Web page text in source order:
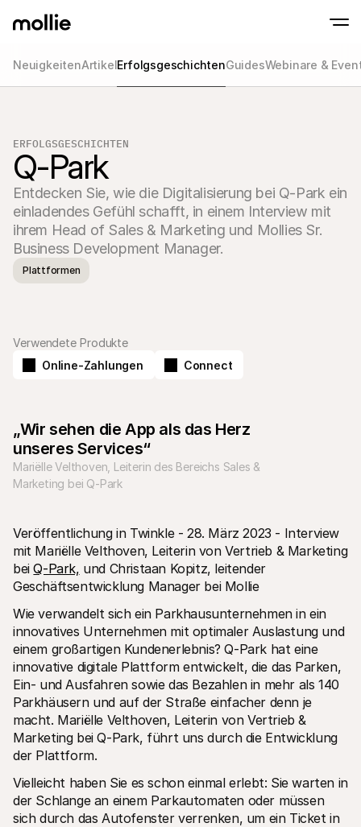
Mollie-Checkout
Personalisieren Sie
für eine höhere
Wiederkehrende
Erfahren Sie mehr über unser Agentur-Partnerprogramm
Technische Ressourcen
Developer-Portal
Bibliotheken
Integrieren Sie Mollie mit unseren Plug-and-Play-Paketen
Discord community
Werden Sie Teil der Entwickler-Community
Über Mollie
Sehen Sie sich unsere Preise an
Über uns
Unsere Story und Werte
News
Lesen Sie aktuelle Mollie-
Neuigkeiten
Karriere
Kommen Sie zu uns - wir stellen ein!
Kontakt
Für Endkunden
Warum steht Mollie auf Ihrem Kontoauszug?
Für Mollie-Händler
Kontaktieren Sie unseren Händler-Support
Sales-Team kontaktieren
Erfahren Sie, wie wir Ihrem Unternehmen helfen können
NeuigkeitenArtikelErfolgsgeschichtenGuidesWebinare &
ERFOLGSGESCHICHTEN
Q-Park
Entdecken Sie, wie die Digitalisierung bei Q-Park ein
einladendes Gefühl schafft, in einem Interview mit
ihrem Head of Sales & Marketing und Mollies Sr.
Business Development Manager.
Plattformen
„Wir sehen die App als das Herz
unseres Services“
Mariëlle Velthoven, Leiterin des Bereichs Sales &
Marketing bei Q-Park
Veröffentlichung in Twinkle - 28. März 2023 - Interview
mit Mariëlle Velthoven, Leiterin von Vertrieb & Marketing
bei Q-Park, und Christaan Kopitz, leitender
Geschäftsentwicklung Manager bei Mollie
Wie verwandelt sich ein Parkhausunternehmen in ein
innovatives Unternehmen mit optimaler Auslastung und
einem großartigen Kundenerlebnis? Q-Park hat eine
innovative digitale Plattform entwickelt, die das Parken,
Ein- und Ausfahren sowie das Bezahlen in mehr als 140
Parkhäusern und auf der Straße einfacher denn je
macht. Mariëlle Velthoven, Leiterin von Vertrieb &
Marketing bei Q-Park, führt uns durch die Entwicklung
der Plattform.
Vielleicht haben Sie es schon einmal erlebt: Sie warten in
der Schlange an einem Parkautomaten oder müssen
sich durch das Autofenster verrenken, um ein Ticket in
Verwendete Produkte
Online-Zahlungen
Connect